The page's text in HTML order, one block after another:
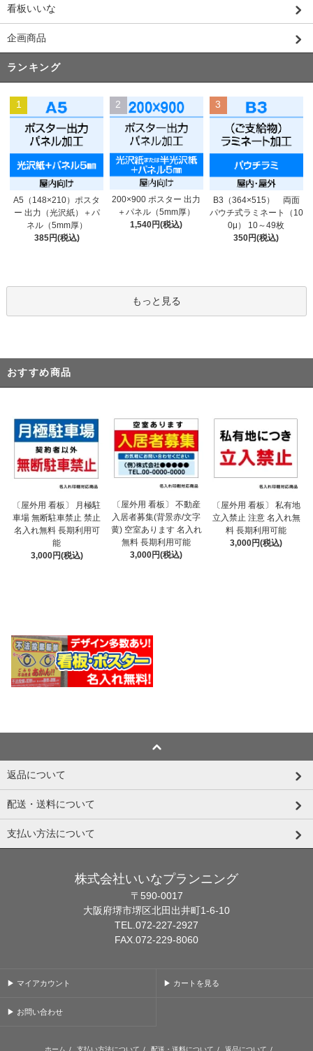
看板いいな
企画商品
ランキング
1
A5（148×210）ポスタ
ー 出力（光沢紙）＋パ
ネル（5mm厚）
385円(税込)
2
200×900 ポスター 出力
＋パネル（5mm厚）
1,540円(税込)
3
B3（364×515） 両面
パウチ式ラミネート（10
0μ） 10～49枚
350円(税込)
もっと見る
おすすめ商品
〔屋外用 看板〕 月極駐
車場 無断駐車禁止 禁止
名入れ無料 長期利用可
能
3,000円(税込)
〔屋外用 看板〕 不動産
入居者募集(背景赤/文字
黄) 空室あります 名入れ
無料 長期利用可能
3,000円(税込)
〔屋外用 看板〕 私有地
立入禁止 注意 名入れ無
料 長期利用可能
3,000円(税込)
返品について
配送・送料について
支払い方法について
株式会社いいなプランニング
〒590-0017
大阪府堺市堺区北田出井町1-6-10
TEL.072-227-2927
FAX.072-229-8060
▶ マイアカウント ▶ カートを見る
▶ お問い合わせ
ホーム / 支払い方法について / 配送・送料について / 返品について /